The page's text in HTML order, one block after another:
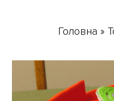
Головна »